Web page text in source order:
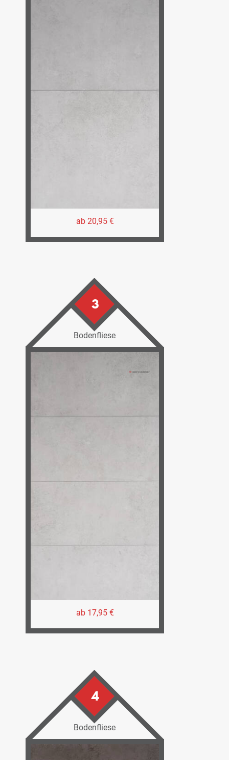
ab 20,95 €
3
Bodenfliese
ab 17,95 €
4
Bodenfliese